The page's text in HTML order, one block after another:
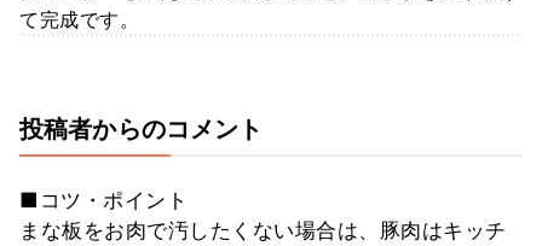
て完成です。
投稿者からのコメント
■コツ・ポイント
まな板をお肉で汚したくない場合は、豚肉はキッチ